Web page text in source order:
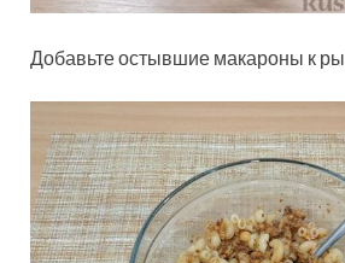
Добавьте остывшие макароны к